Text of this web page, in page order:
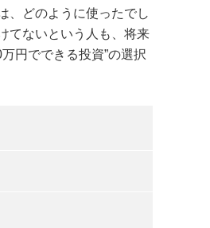
、どのように使ったでし
てないという人も、将来
円でできる投資”の選択